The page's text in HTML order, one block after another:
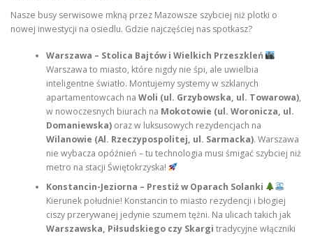
Nasze busy serwisowe mkną przez Mazowsze szybciej niż plotki o
nowej inwestycji na osiedlu. Gdzie najczęściej nas spotkasz?
Warszawa – Stolica Bajtów i Wielkich Przeszkleń
Warszawa to miasto, które nigdy nie śpi, ale uwielbia
inteligentne światło. Montujemy systemy w szklanych
apartamentowcach na Woli (ul. Grzybowska, ul. Towarowa),
w nowoczesnych biurach na Mokotowie (ul. Woronicza, ul.
Domaniewska)oraz w luksusowych rezydencjach na
Wilanowie (Al. Rzeczypospolitej, ul. Sarmacka). Warszawa
nie wybacza opóźnień – tu technologia musi śmigać szybciej niż
metro na stacji Świętokrzyska!
Konstancin-Jeziorna – Prestiż w Oparach Solanki
Kierunek południe! Konstancin to miasto rezydencji i błogiej
ciszy przerywanej jedynie szumem tężni. Na ulicach takich jak
Warszawska, Piłsudskiego czy Skargi tradycyjne włączniki